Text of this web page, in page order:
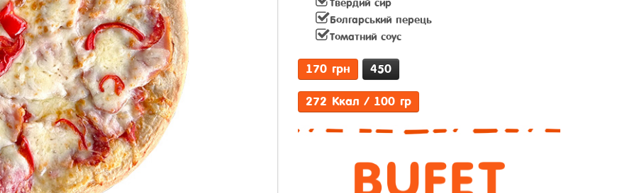
Твердий сир
Болгарський перець
Томатний соус
170 грн 450
272 Ккал / 100 гр